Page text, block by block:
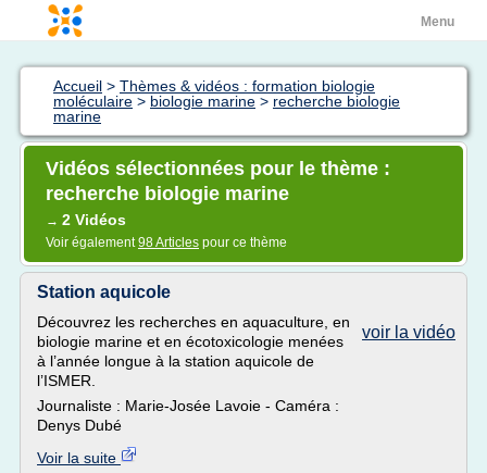
Menu
Accueil > Thèmes & vidéos : formation biologie
moléculaire > biologie marine > recherche biologie
marine
Vidéos sélectionnées pour le thème :
recherche biologie marine
→ 2 Vidéos
Voir également98 Articles pour ce thème
Station aquicole
voir la vidéo
Découvrez les recherches en aquaculture, en
biologie marine et en écotoxicologie menées
à l’année longue à la station aquicole de
l’ISMER.
Journaliste : Marie-Josée Lavoie - Caméra :
Denys Dubé
Voir la suite